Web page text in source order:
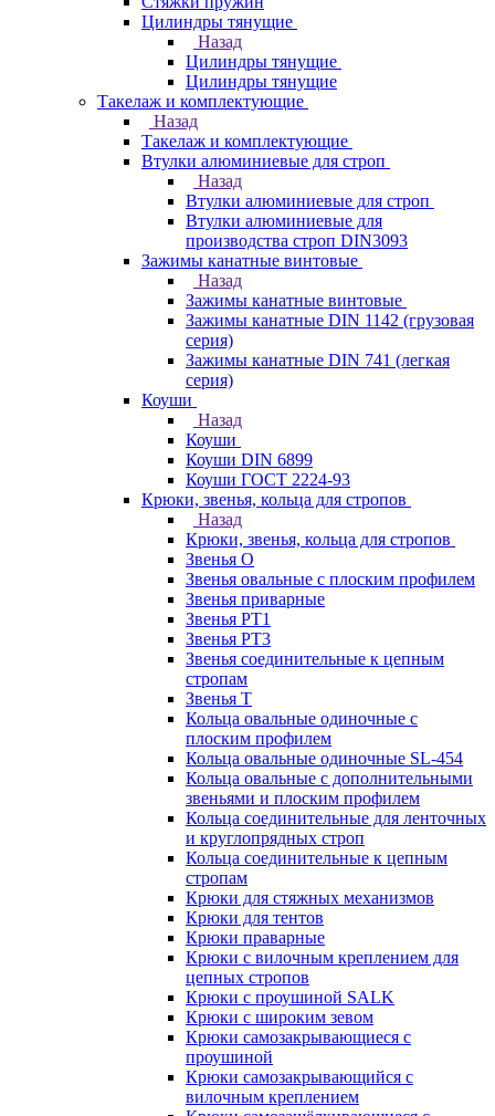
Цилиндры тянущие
Назад
Цилиндры тянущие
Цилиндры тянущие
Такелаж и комплектующие
Назад
Такелаж и комплектующие
Втулки алюминиевые для строп
Назад
Втулки алюминиевые для строп
Втулки алюминиевые для
производства строп DIN3093
Зажимы канатные винтовые
Назад
Зажимы канатные винтовые
Зажимы канатные DIN 1142 (грузовая
серия)
Зажимы канатные DIN 741 (легкая
серия)
Коуши
Назад
Коуши
Коуши DIN 6899
Коуши ГОСТ 2224-93
Крюки, звенья, кольца для стропов
Назад
Крюки, звенья, кольца для стропов
Звенья О
Звенья овальные с плоским профилем
Звенья приварные
Звенья РТ1
Звенья РТ3
Звенья соединительные к цепным
стропам
Звенья Т
Кольца овальные одиночные c
плоским профилем
Кольца овальные одиночные SL-454
Кольца овальные с дополнительными
звеньями и плоским профилем
Кольца соединительные для ленточных
и круглопрядных строп
Кольца соединительные к цепным
стропам
Крюки для стяжных механизмов
Крюки для тентов
Крюки праварные
Крюки с вилочным креплением для
цепных стропов
Крюки с проушиной SALK
Крюки с широким зевом
Крюки самозакрывающиеся с
проушиной
Крюки самозакрывающийся с
вилочным креплением